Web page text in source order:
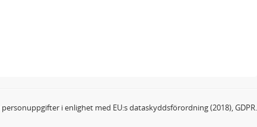
i enlighet med EU:s dataskyddsförordning (2018), GDPR.